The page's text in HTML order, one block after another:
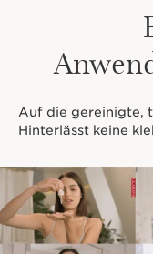
Auf die gereinigte,
Hinterlässt keine